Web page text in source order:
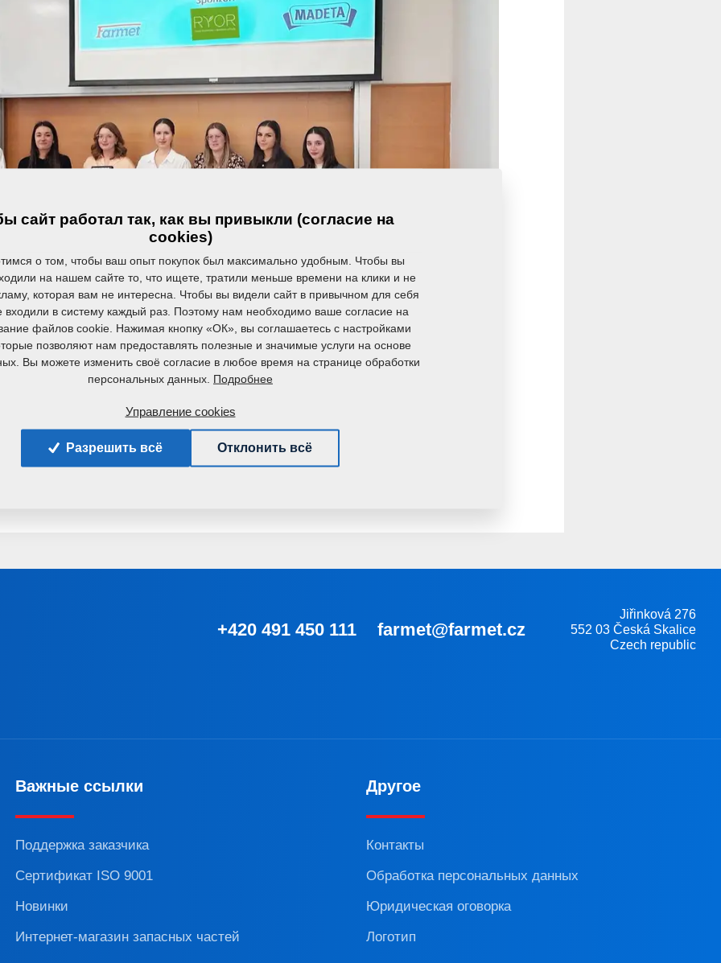
OFT мы верим в поддержку образования и мотивацию молодых
изучению инновационных идей в науке и технологиях. Это
нашу приверженность развитию и сотрудничеству в области
У вас есть вопросы?Обратитесь к нам.
+420 491 450 111 farmet@farmet.cz
Jiřinková 276
552 03 Česká Skalice
Czech republic
Важные ссылки
Поддержка заказчика
Сертификат ISO 9001
Новинки
Интернет-магазин запасных частей
Другое
Контакты
Обработка персональных данных
Юридическая оговорка
Логотип
сайт работал так, как вы привыкли (согласие на
cookies)
о том, чтобы ваш опыт покупок был максимально удобным. Чтобы вы
на нашем сайте то, что ищете, тратили меньше времени на клики и не
которая вам не интересна. Чтобы вы видели сайт в привычном для себя
входили в систему каждый раз. Поэтому нам необходимо ваше согласие на
файлов cookie. Нажимая кнопку «ОК», вы соглашаетесь с настройками
позволяют нам предоставлять полезные и значимые услуги на основе
Вы можете изменить своё согласие в любое время на странице обработки
персональных данных. Подробнее
Управление cookies
Разрешить всё Отклонить всё